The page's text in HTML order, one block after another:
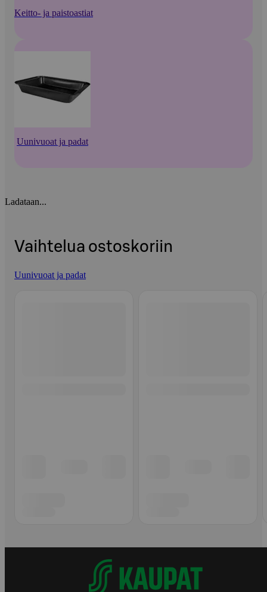
Keitto- ja paistoastiat
Uunivuoat ja padat
Ladataan...
Vaihtelua ostoskoriin
Uunivuoat ja padat